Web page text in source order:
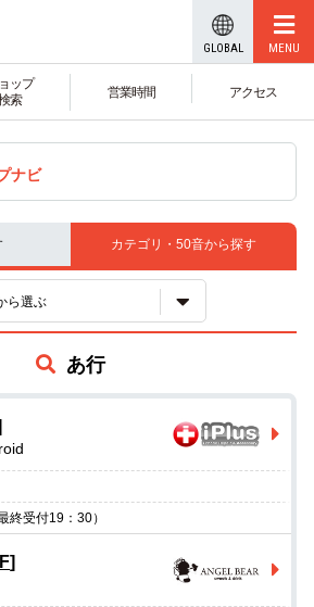
GLOBAL
ップ
索
営業時間 アクセス
ナビ
カテゴリ・50音から探す
ら選ぶ
あ行
]